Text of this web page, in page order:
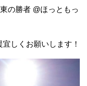
の勝者 @ほっともっ
しくお願いします！